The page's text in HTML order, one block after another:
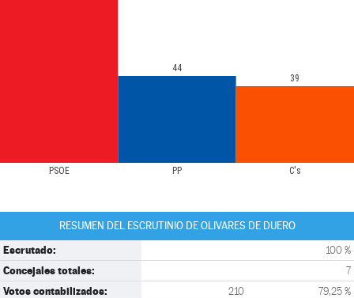
PSOE PP C's
44
39
RESUMEN DEL ESCRUTINIO DE OLIVARES DE DUERO
Escrutado: 100 %
Concejales totales: 7
Votos contabilizados: 210 79,25 %